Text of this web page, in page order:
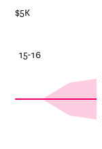
$5K
15-16